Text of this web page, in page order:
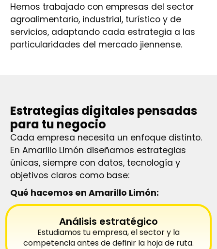
Hemos trabajado con empresas del sector
agroalimentario, industrial, turístico y de
servicios, adaptando cada estrategia a las
particularidades del mercado jiennense.
Estrategias digitales pensadas
para tu negocio
Cada empresa necesita un enfoque distinto.
En Amarillo Limón diseñamos estrategias
únicas, siempre con datos, tecnología y
objetivos claros como base:
Qué hacemos en Amarillo Limón:
Análisis estratégico
Estudiamos tu empresa, el sector y la
competencia antes de definir la hoja de ruta.